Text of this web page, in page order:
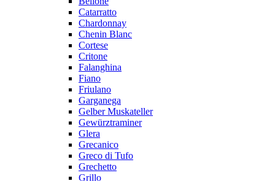
Catarratto
Chardonnay
Chenin Blanc
Cortese
Critone
Falanghina
Fiano
Friulano
Garganega
Gelber Muskateller
Gewürztraminer
Glera
Grecanico
Greco di Tufo
Grechetto
Grillo